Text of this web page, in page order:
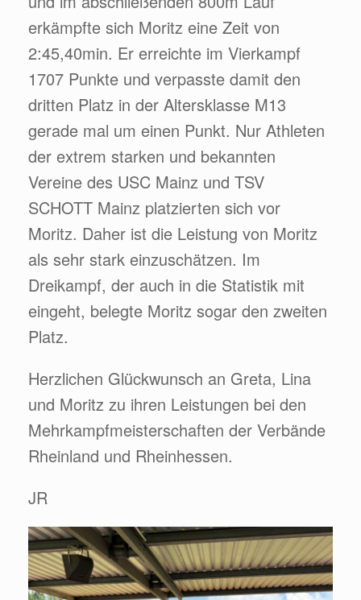
erkämpfte sich Moritz eine Zeit von
2:45,40min. Er erreichte im Vierkampf
1707 Punkte und verpasste damit den
dritten Platz in der Altersklasse M13
gerade mal um einen Punkt. Nur Athleten
der extrem starken und bekannten
Vereine des USC Mainz und TSV
SCHOTT Mainz platzierten sich vor
Moritz. Daher ist die Leistung von Moritz
als sehr stark einzuschätzen. Im
Dreikampf, der auch in die Statistik mit
eingeht, belegte Moritz sogar den zweiten
Platz.
Herzlichen Glückwunsch an Greta, Lina
und Moritz zu ihren Leistungen bei den
Mehrkampfmeisterschaften der Verbände
Rheinland und Rheinhessen.
JR